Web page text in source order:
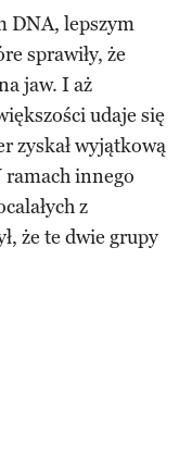
DNA, lepszym
sprawiły, że
jaw. I aż
udaje się
zyskał wyjątkową
innego
z
że te dwie grupy